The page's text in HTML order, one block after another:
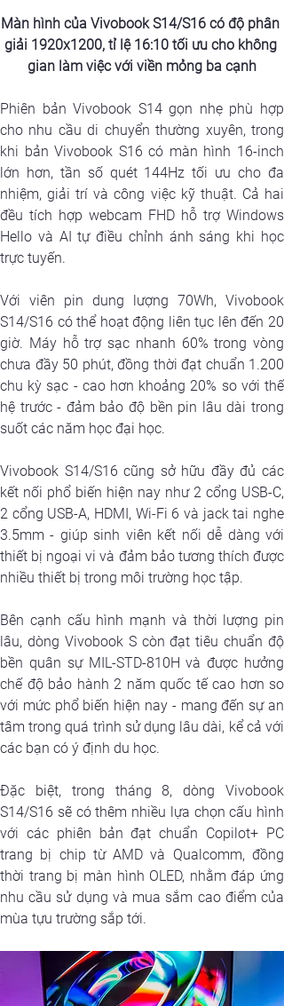
Màn hình của Vivobook S14/S16 có độ phân
giải 1920x1200, tỉ lệ 16:10 tối ưu cho không
gian làm việc với viền mỏng ba cạnh
Phiên bản Vivobook S14 gọn nhẹ phù hợp
cho nhu cầu di chuyển thường xuyên, trong
khi bản Vivobook S16 có màn hình 16-inch
lớn hơn, tần số quét 144Hz tối ưu cho đa
nhiệm, giải trí và công việc kỹ thuật. Cả hai
đều tích hợp webcam FHD hỗ trợ Windows
Hello và AI tự điều chỉnh ánh sáng khi học
trực tuyến.
Với viên pin dung lượng 70Wh, Vivobook
S14/S16 có thể hoạt động liên tục lên đến 20
giờ. Máy hỗ trợ sạc nhanh 60% trong vòng
chưa đầy 50 phút, đồng thời đạt chuẩn 1.200
chu kỳ sạc - cao hơn khoảng 20% so với thế
hệ trước - đảm bảo độ bền pin lâu dài trong
suốt các năm học đại học.
Vivobook S14/S16 cũng sở hữu đầy đủ các
kết nối phổ biến hiện nay như 2 cổng USB-C,
2 cổng USB-A, HDMI, Wi-Fi 6 và jack tai nghe
3.5mm - giúp sinh viên kết nối dễ dàng với
thiết bị ngoại vi và đảm bảo tương thích được
nhiều thiết bị trong môi trường học tập.
Bên cạnh cấu hình mạnh và thời lượng pin
lâu, dòng Vivobook S còn đạt tiêu chuẩn độ
bền quân sự MIL-STD-810H và được hưởng
chế độ bảo hành 2 năm quốc tế cao hơn so
với mức phổ biến hiện nay - mang đến sự an
tâm trong quá trình sử dụng lâu dài, kể cả với
các bạn có ý định du học.
Đặc biệt, trong tháng 8, dòng Vivobook
S14/S16 sẽ có thêm nhiều lựa chọn cấu hình
với các phiên bản đạt chuẩn Copilot+ PC
trang bị chip từ AMD và Qualcomm, đồng
thời trang bị màn hình OLED, nhằm đáp ứng
nhu cầu sử dụng và mua sắm cao điểm của
mùa tựu trường sắp tới.